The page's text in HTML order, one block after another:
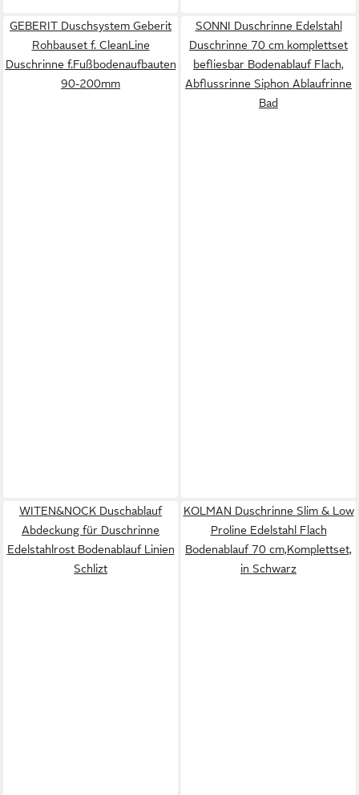
GEBERIT Duschsystem Geberit
Rohbauset f. CleanLine
Duschrinne f.Fußbodenaufbauten
90-200mm
SONNI Duschrinne Edelstahl
Duschrinne 70 cm komplettset
befliesbar Bodenablauf Flach,
Abflussrinne Siphon Ablaufrinne
Bad
WITEN&NOCK Duschablauf
Abdeckung für Duschrinne
Edelstahlrost Bodenablauf Linien
Schlizt
KOLMAN Duschrinne Slim & Low
Proline Edelstahl Flach
Bodenablauf 70 cm,Komplettset,
in Schwarz